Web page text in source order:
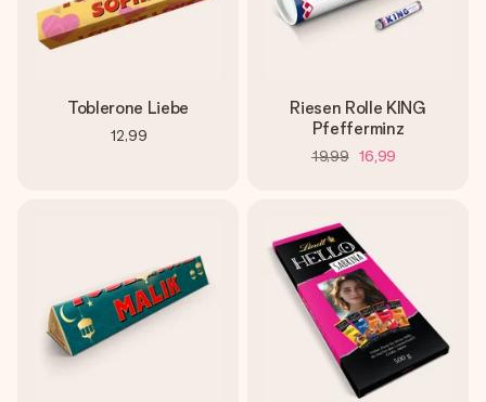
Toblerone Liebe
12,99
Riesen Rolle KING
Pfefferminz
19,99 16,99